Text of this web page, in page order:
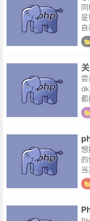
是
商
销
尝
dk
都
文
想
以